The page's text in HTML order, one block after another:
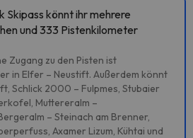
Skipass könnt ihr mehrere
und 333 Pistenkilometer
Zugang zu den Pisten ist
in Elfer – Neustift. Außerdem könnt
Schlick 2000 – Fulpmes, Stubaier
Muttereralm –
– Steinach am Brenner,
Axamer Lizum, Kühtai und